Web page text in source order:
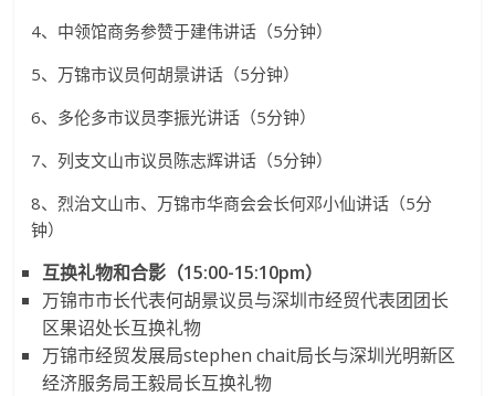
4、中领馆商务参赞于建伟讲话（5分钟）
5、万锦市议员何胡景讲话（5分钟）
6、多伦多市议员李振光讲话（5分钟）
7、列支文山市议员陈志辉讲话（5分钟）
8、烈治文山市、万锦市华商会会长何邓小仙讲话（5分
钟）
互换礼物和合影（15:00-15:10pm）
万锦市市长代表何胡景议员与深圳市经贸代表团团长
区果诏处长互换礼物
万锦市经贸发展局stephen chait局长与深圳光明新区
经济服务局王毅局长互换礼物